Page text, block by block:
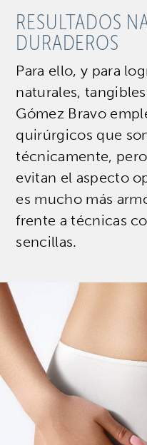
RESULTADOS
DURADEROS
Para ello, y para
naturales,
Gómez Bravo
quirúrgicos que
técnicamente,
evitan el aspecto
es mucho más
frente a técnicas
sencillas.